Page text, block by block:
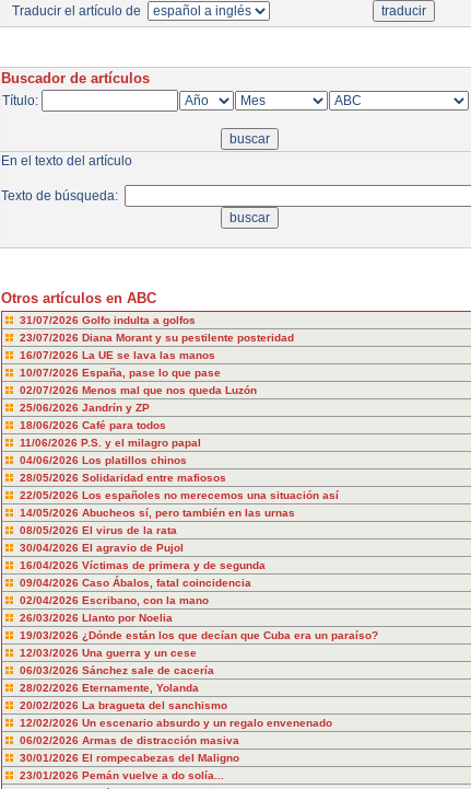
Traducir el artículo de
Buscador de artículos
Título:
En el texto del artículo
Texto de búsqueda:
Otros artículos en ABC
31/07/2026 Golfo indulta a golfos
23/07/2026 Diana Morant y su pestilente posteridad
16/07/2026 La UE se lava las manos
10/07/2026 España, pase lo que pase
02/07/2026 Menos mal que nos queda Luzón
25/06/2026 Jandrín y ZP
18/06/2026 Café para todos
11/06/2026 P.S. y el milagro papal
04/06/2026 Los platillos chinos
28/05/2026 Solidaridad entre mafiosos
22/05/2026 Los españoles no merecemos una situación así
14/05/2026 Abucheos sí, pero también en las urnas
08/05/2026 El virus de la rata
30/04/2026 El agravio de Pujol
16/04/2026 Víctimas de primera y de segunda
09/04/2026 Caso Ábalos, fatal coincidencia
02/04/2026 Escribano, con la mano
26/03/2026 Llanto por Noelia
19/03/2026 ¿Dónde están los que decían que Cuba era un paraíso?
12/03/2026 Una guerra y un cese
06/03/2026 Sánchez sale de cacería
28/02/2026 Eternamente, Yolanda
20/02/2026 La bragueta del sanchismo
12/02/2026 Un escenario absurdo y un regalo envenenado
06/02/2026 Armas de distracción masiva
30/01/2026 El rompecabezas del Maligno
23/01/2026 Pemán vuelve a do solía...